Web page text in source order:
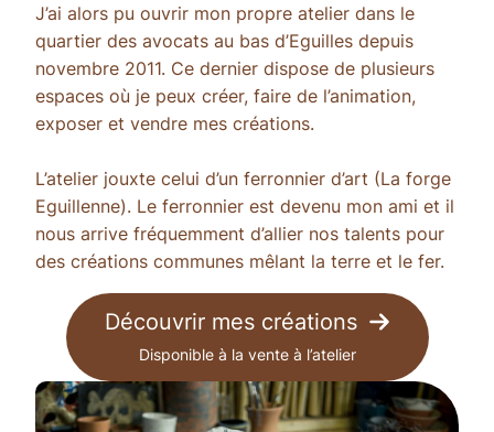
J’ai alors pu ouvrir mon propre atelier dans le
quartier des avocats au bas d’Eguilles depuis
novembre 2011. Ce dernier dispose de plusieurs
espaces où je peux créer, faire de l’animation,
exposer et vendre mes créations.
L’atelier jouxte celui d’un ferronnier d’art (La forge
Eguillenne). Le ferronnier est devenu mon ami et il
nous arrive fréquemment d’allier nos talents pour
des créations communes mêlant la terre et le fer.
Découvrir mes créations
Disponible à la vente à l’atelier